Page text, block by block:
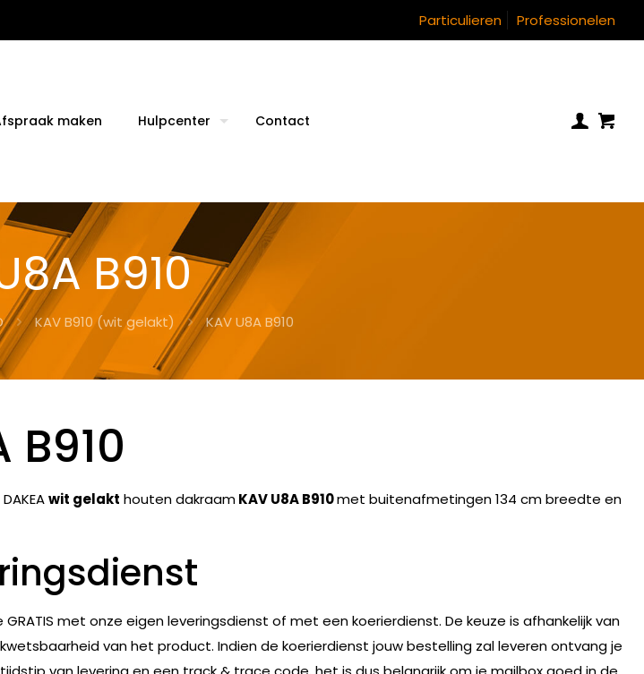
Particulieren Professionelen
maken Hulpcenter Contact
B910
KAV B910 (wit gelakt) KAV U8A B910
B910
wit gelakt houten dakraamKAV U8A B910met buitenafmetingen 134 cm breedte en
met onze eigen leveringsdienst of met een koerierdienst. De keuze is afhankelijk van
van het product. Indien de koerierdienst jouw bestelling zal leveren ontvang je